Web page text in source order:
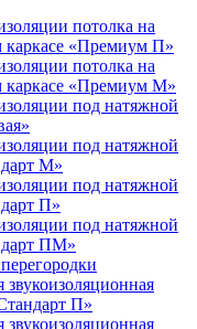
потолка на
каркасе «Премиум П»
потолка на
каркасе «Премиум М»
под натяжной
под натяжной
М»
под натяжной
П»
под натяжной
ПМ»
звукоизоляционная
П»
звукоизоляционная